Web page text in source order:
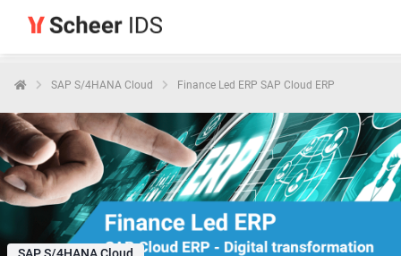
SAP S/4HANA Cloud Finance Led ERP SAP Cloud ERP